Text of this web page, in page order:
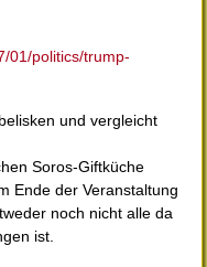
01/politics/trump-
und vergleicht
Soros-Giftküche
Ende der Veranstaltung
noch nicht alle da
ist.